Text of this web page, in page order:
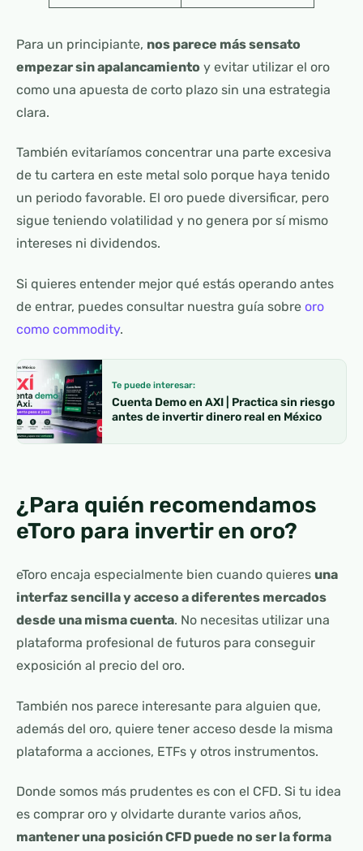
Para un principiante, nos parece más sensato
empezar sin apalancamiento y evitar utilizar el oro
como una apuesta de corto plazo sin una estrategia
clara.
También evitaríamos concentrar una parte excesiva
de tu cartera en este metal solo porque haya tenido
un periodo favorable. El oro puede diversificar, pero
sigue teniendo volatilidad y no genera por sí mismo
intereses ni dividendos.
Si quieres entender mejor qué estás operando antes
de entrar, puedes consultar nuestra guía sobre oro
como commodity.
Te puede interesar:
Cuenta Demo en AXI | Practica sin riesgo
antes de invertir dinero real en México
¿Para quién recomendamos
eToro para invertir en oro?
eToro encaja especialmente bien cuando quieres una
interfaz sencilla y acceso a diferentes mercados
desde una misma cuenta. No necesitas utilizar una
plataforma profesional de futuros para conseguir
exposición al precio del oro.
También nos parece interesante para alguien que,
además del oro, quiere tener acceso desde la misma
plataforma a acciones, ETFs y otros instrumentos.
Donde somos más prudentes es con el CFD. Si tu idea
es comprar oro y olvidarte durante varios años,
mantener una posición CFD puede no ser la forma